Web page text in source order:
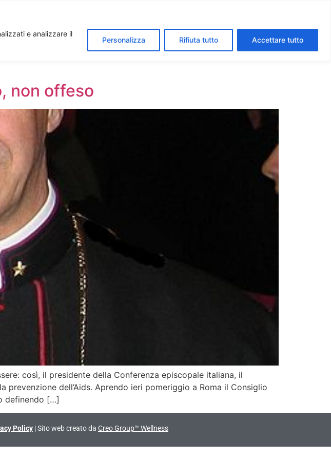
e analizzare il
Personalizza Rifiuta tutto Accettare tutto
non offeso
così, il presidente della Conferenza episcopale italiana, il
dell’Aids. Aprendo ieri pomeriggio a Roma il Consiglio
definendo […]
Policy | Sito web creato da Creo Group™ Wellness